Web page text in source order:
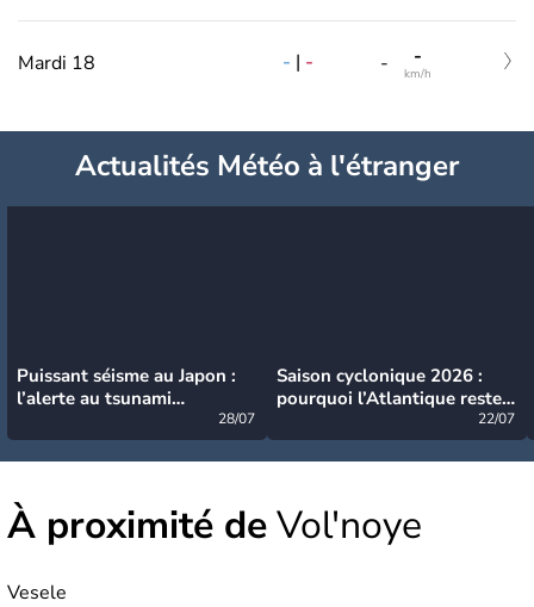
Mardi 18 - | - - -
km/h
Actualités Météo à l'étranger
Puissant séisme au Japon :
l’alerte au tsunami
28/07
Saison cyclonique 2026 :
pourquoi l’Atlantique reste
22/07
À proximité deVol'noye
Vesele